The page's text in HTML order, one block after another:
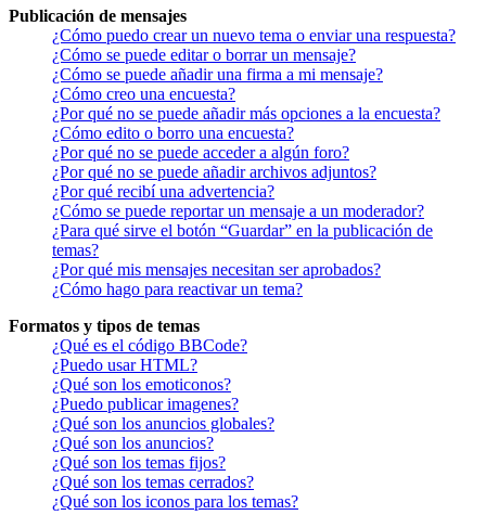
Publicación de mensajes
¿Cómo puedo crear un nuevo tema o enviar una respuesta?
¿Cómo se puede editar o borrar un mensaje?
¿Cómo se puede añadir una firma a mi mensaje?
¿Cómo creo una encuesta?
¿Por qué no se puede añadir más opciones a la encuesta?
¿Cómo edito o borro una encuesta?
¿Por qué no se puede acceder a algún foro?
¿Por qué no se puede añadir archivos adjuntos?
¿Por qué recibí una advertencia?
¿Cómo se puede reportar un mensaje a un moderador?
¿Para qué sirve el botón “Guardar” en la publicación de
temas?
¿Por qué mis mensajes necesitan ser aprobados?
¿Cómo hago para reactivar un tema?
Formatos y tipos de temas
¿Qué es el código BBCode?
¿Puedo usar HTML?
¿Qué son los emoticonos?
¿Puedo publicar imagenes?
¿Qué son los anuncios globales?
¿Qué son los anuncios?
¿Qué son los temas fijos?
¿Qué son los temas cerrados?
¿Qué son los iconos para los temas?